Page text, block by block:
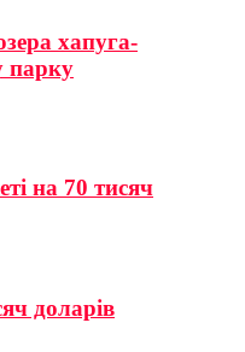
хапуга-
парку
на 70 тисяч
доларів